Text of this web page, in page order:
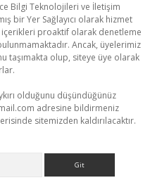
Bilgi Teknolojileri ve İletişim
bir Yer Sağlayıcı olarak hizmet
proaktif olarak denetleme
Ancak, üyelerimiz
taşımakta olup, siteye üye olarak
olduğunu düşündüğünüz
adresine bildirmeniz
sitemizden kaldırılacaktır.